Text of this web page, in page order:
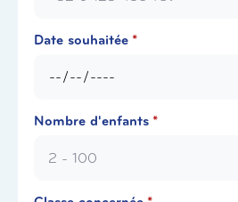
Date souhaitée *
Nombre d'enfants *